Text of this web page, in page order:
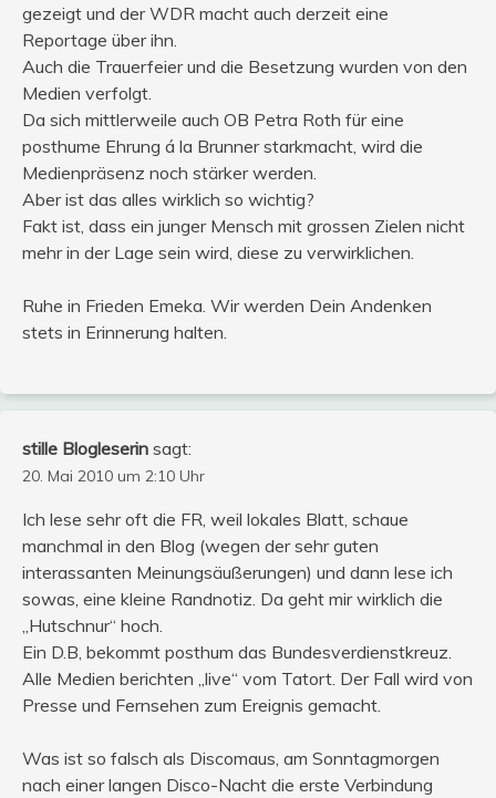
gezeigt und der WDR macht auch derzeit eine
Reportage über ihn.
Auch die Trauerfeier und die Besetzung wurden von den
Medien verfolgt.
Da sich mittlerweile auch OB Petra Roth für eine
posthume Ehrung á la Brunner starkmacht, wird die
Medienpräsenz noch stärker werden.
Aber ist das alles wirklich so wichtig?
Fakt ist, dass ein junger Mensch mit grossen Zielen nicht
mehr in der Lage sein wird, diese zu verwirklichen.
Ruhe in Frieden Emeka. Wir werden Dein Andenken
stets in Erinnerung halten.
stille Blogleserin sagt:
20. Mai 2010 um 2:10 Uhr
Ich lese sehr oft die FR, weil lokales Blatt, schaue
manchmal in den Blog (wegen der sehr guten
interassanten Meinungsäußerungen) und dann lese ich
sowas, eine kleine Randnotiz. Da geht mir wirklich die
„Hutschnur“ hoch.
Ein D.B, bekommt posthum das Bundesverdienstkreuz.
Alle Medien berichten „live“ vom Tatort. Der Fall wird von
Presse und Fernsehen zum Ereignis gemacht.
Was ist so falsch als Discomaus, am Sonntagmorgen
nach einer langen Disco-Nacht die erste Verbindung